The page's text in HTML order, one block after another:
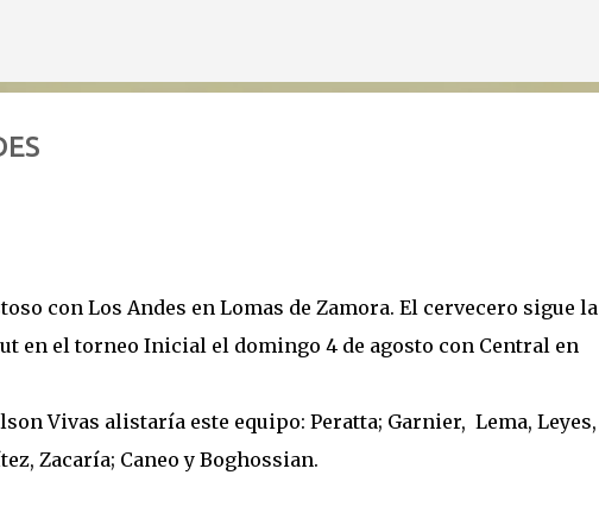
con Los Andes en Lomas de Zamora. El cervecero sigue la
en el torneo Inicial el domingo 4 de agosto con Central en
Vivas alistaría este equipo: Peratta; Garnier, Lema, Leyes,
Zacaría; Caneo y Boghossian.